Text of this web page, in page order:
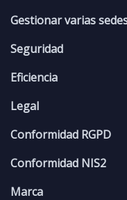
Gestionar varias
Seguridad
Eficiencia
Legal
Conformidad RGPD
Conformidad NIS2
Marca